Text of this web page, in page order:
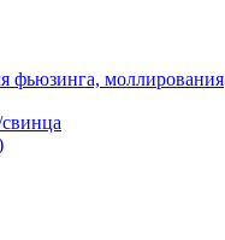
фьюзинга, моллирования